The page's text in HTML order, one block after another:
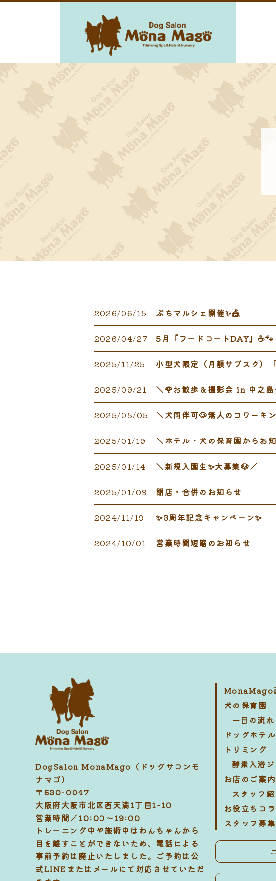
2026/06/15 ぷちマルシェ開催✨🎪
2026/04/27 5月『フードコートDAY』☕️🐾
2025/11/25 小型犬限定（月額サブスク）
2025/09/21 ＼🌹お散歩＆撮影会 in 中之島
2025/05/05 ＼犬同伴可🐶無人のコワーキ
2025/01/19 ＼ホテル・犬の保育園からお
2025/01/14 ＼新規入園生✨大募集🐶／
2025/01/09 閉店・合併のお知らせ
2024/11/19 ✨3周年記念キャンペーン✨
2024/10/01 営業時間短縮のお知らせ
DogSalon MonaMago（ドッグサロンモ
ナマゴ）
〒530-0047
大阪府大阪市北区西天満1丁目1-10
営業時間／10:00～19:00
トレーニング中や施術中はわんちゃんから
目を離すことができないため、電話による
事前予約は廃止いたしました。ご予約は公
式LINEまたはメールにて対応させていただ
MonaMago
犬の保育園
一日の流れ
ドッグホテル
トリミング
酵素入浴
お店のご案内
スタッフ
お役立ちコ
スタッフ募集